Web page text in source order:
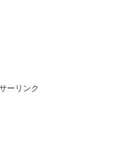
ーリンク